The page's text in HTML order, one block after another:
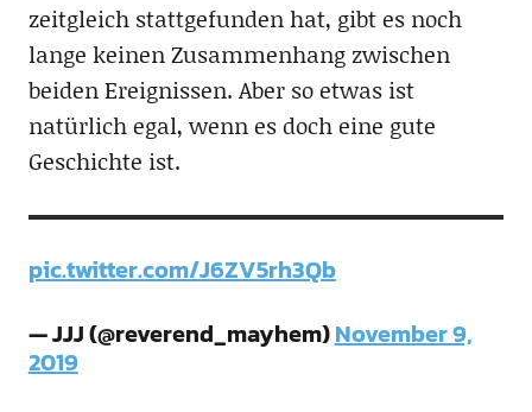
zeitgleich stattgefunden hat, gibt es noch
lange keinen Zusammenhang zwischen
beiden Ereignissen. Aber so etwas ist
natürlich egal, wenn es doch eine gute
Geschichte ist.
pic.twitter.com/J6ZV5rh3Qb
— JJJ (@reverend_mayhem)November 9,
2019